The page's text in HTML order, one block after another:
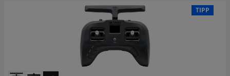
TIPP